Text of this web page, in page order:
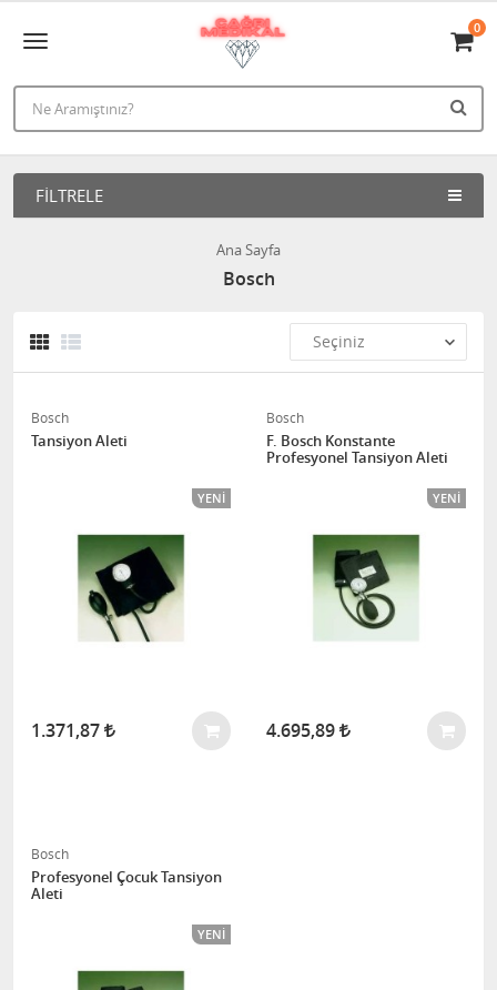
0
FILTRELE
Ana Sayfa
Bosch
Bosch
Tansiyon Aleti
YENI
1.371,87
Bosch
F. Bosch Konstante
Profesyonel Tansiyon Aleti
YENI
4.695,89
Bosch
Profesyonel Çocuk Tansiyon
Aleti
YENI